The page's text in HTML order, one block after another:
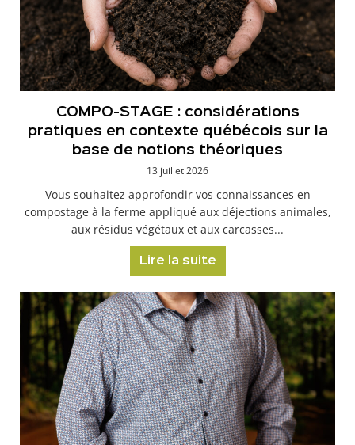
COMPO-STAGE : considérations
pratiques en contexte québécois sur la
base de notions théoriques
13 juillet 2026
Vous souhaitez approfondir vos connaissances en
compostage à la ferme appliqué aux déjections animales,
aux résidus végétaux et aux carcasses...
Lire la suite